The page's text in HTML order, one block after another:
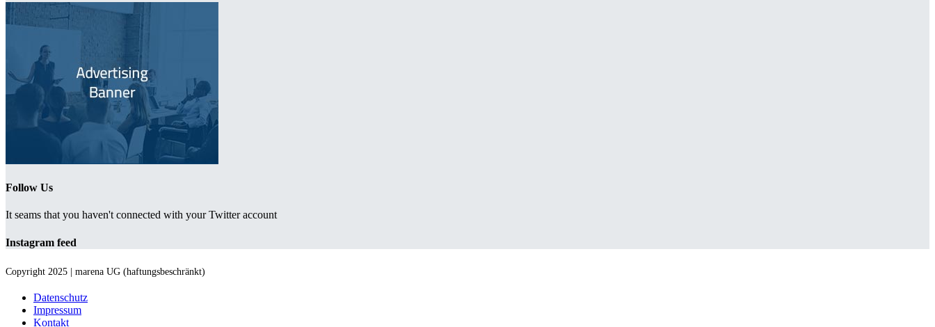
Follow Us
It seams that you haven't connected with your Twitter account
Instagram feed
Copyright 2025 | marena UG (haftungsbeschränkt)
Datenschutz
Impressum
Kontakt